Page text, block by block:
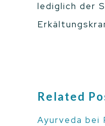
lediglich der
Related
Ayurveda bei